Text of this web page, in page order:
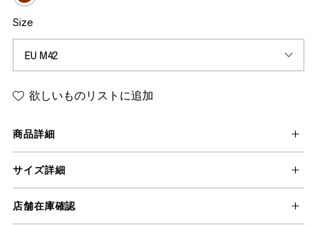
Size
欲しいものリストに追加
商品詳細
サイズ詳細
店舗在庫確認